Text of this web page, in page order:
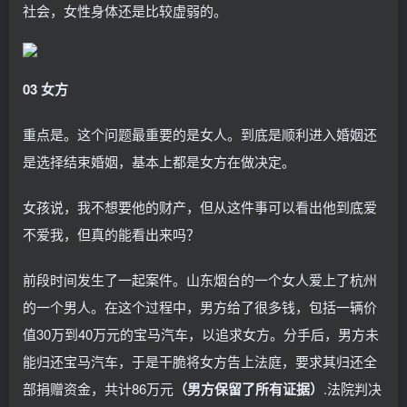
社会，女性身体还是比较虚弱的。
03 女方
重点是。这个问题最重要的是女人。到底是顺利进入婚姻还
是选择结束婚姻，基本上都是女方在做决定。
女孩说，我不想要他的财产，但从这件事可以看出他到底爱
不爱我，但真的能看出来吗？
前段时间发生了一起案件。山东烟台的一个女人爱上了杭州
的一个男人。在这个过程中，男方给了很多钱，包括一辆价
值30万到40万元的宝马汽车，以追求女方。分手后，男方未
能归还宝马汽车，于是干脆将女方告上法庭，要求其归还全
部捐赠资金，共计86万元 （男方保留了所有证据） .法院判决